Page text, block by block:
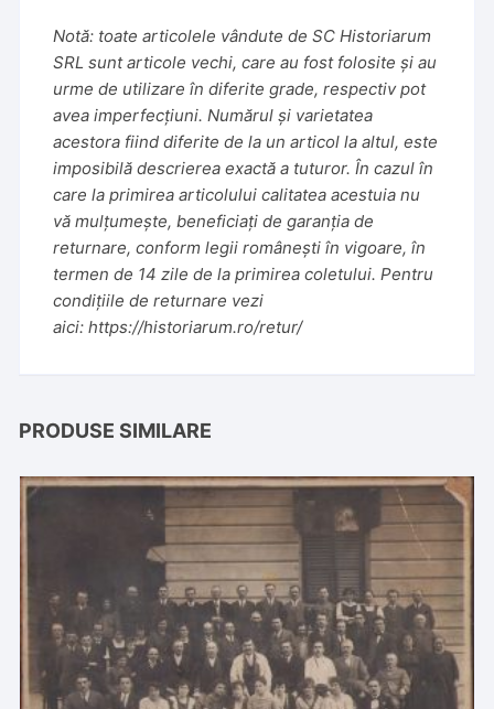
Notă: toate articolele vândute de SC Historiarum
SRL sunt articole vechi, care au fost folosite și au
urme de utilizare în diferite grade, respectiv pot
avea imperfecțiuni. Numărul și varietatea
acestora fiind diferite de la un articol la altul, este
imposibilă descrierea exactă a tuturor. În cazul în
care la primirea articolului calitatea acestuia nu
vă mulțumește, beneficiați de garanția de
returnare, conform legii românești în vigoare, în
termen de 14 zile de la primirea coletului. Pentru
condițiile de returnare vezi
aici:https://historiarum.ro/retur/
PRODUSE SIMILARE